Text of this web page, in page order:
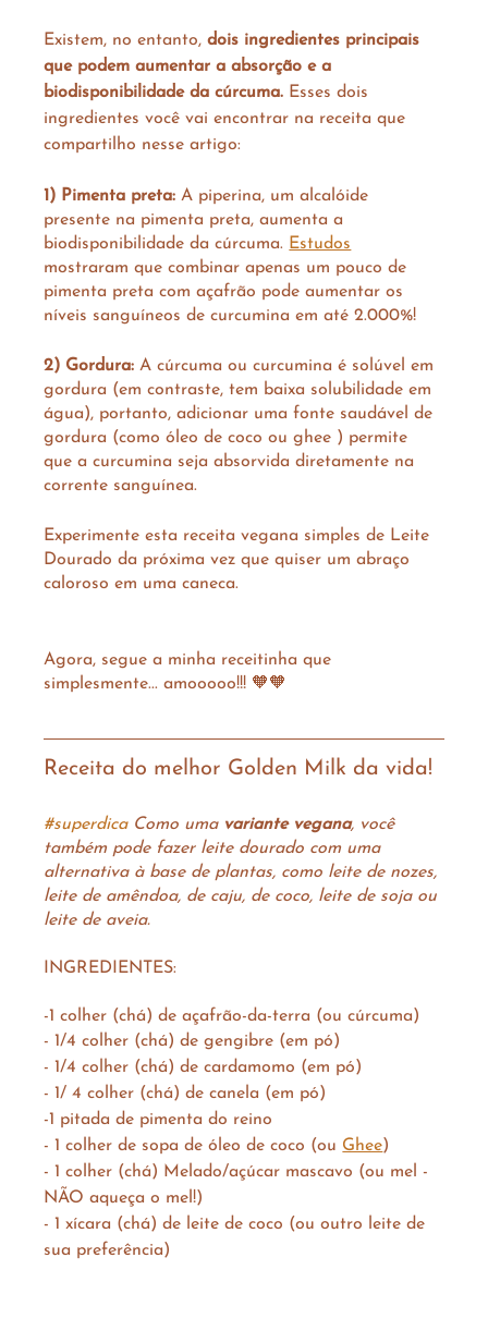
Existem, no entanto, dois ingredientes principais
que podem aumentar a absorção e a
biodisponibilidade da cúrcuma. Esses dois
ingredientes você vai encontrar na receita que
compartilho nesse artigo:
1) Pimenta preta: A piperina, um alcalóide
presente na pimenta preta, aumenta a
biodisponibilidade da cúrcuma. Estudos
mostraram que combinar apenas um pouco de
pimenta preta com açafrão pode aumentar os
níveis sanguíneos de curcumina em até 2.000%!
2) Gordura: A cúrcuma ou curcumina é solúvel em
gordura (em contraste, tem baixa solubilidade em
água), portanto, adicionar uma fonte saudável de
gordura (como óleo de coco ou ghee ) permite
que a curcumina seja absorvida diretamente na
corrente sanguínea.
Experimente esta receita vegana simples de Leite
Dourado da próxima vez que quiser um abraço
caloroso em uma caneca. ⁠
Agora, segue a minha receitinha que
simplesmente... amooooo!!! 🧡🧡
Receita do melhor Golden Milk da vida!
#superdica Como uma variante vegana, você
também pode fazer leite dourado com uma
alternativa à base de plantas, como leite de nozes,
leite de amêndoa, de caju, de coco, leite de soja ou
leite de aveia.
INGREDIENTES:
-1 colher (chá) de açafrão-da-terra (ou cúrcuma)
- 1/4 colher (chá) de gengibre (em pó)
- 1/4 colher (chá) de cardamomo (em pó)
- 1/ 4 colher (chá) de canela (em pó)
-1 pitada de pimenta do reino
- 1 colher de sopa de óleo de coco⁠ (ou Ghee)
- 1 colher (chá) Melado/açúcar mascavo (ou mel -
NÃO aqueça o mel!)
- 1 xícara (chá) de leite de coco (ou outro leite de
sua preferência)